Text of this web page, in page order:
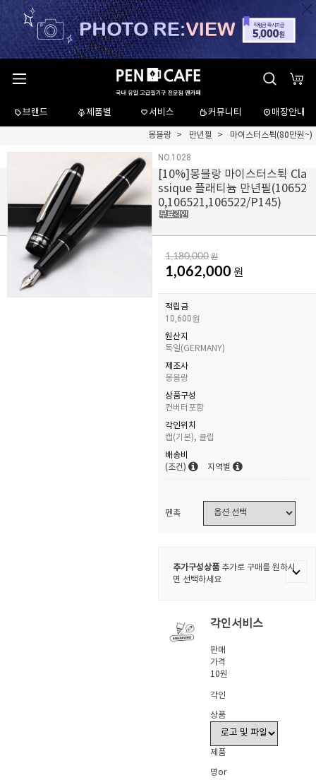
브랜드 제품별 서비스 커뮤니티 매장안내
몽블랑 만년필 마이스터스튁(80만원~)
NO.1028
[10%]몽블랑 마이스터스튁 Cla
ssique 플래티늄 만년필(10652
0,106521,106522/P145)
1,180,000 원
1,062,000 원
적립금
10,600원
원산지
독일(GERMANY)
제조사
몽블랑
상품구성
컨버터포함
각인위치
캡(기본), 클립
배송비
(조건)
지역별
펜촉
추가구성상품추가로 구매를 원하시
면 선택하세요
각인서비스
판매
가격
10원
각인
상품
제품
명or